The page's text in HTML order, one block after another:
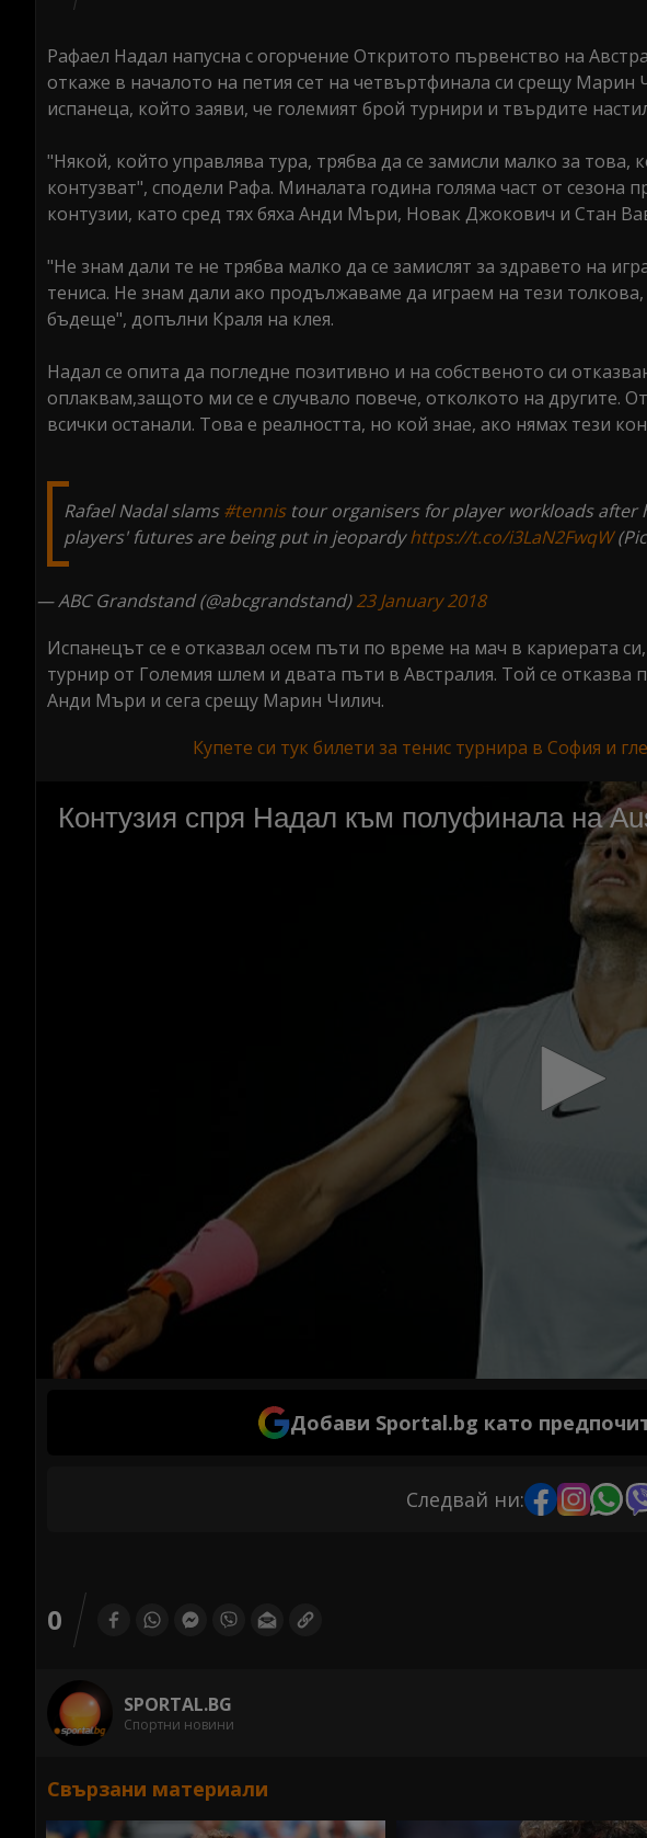
Рафаел Надал напусна с огорчение Откритото първенство на
откаже в началото на петия сет на четвъртфинала си срещу Марин
испанеца, който заяви, че големият брой турнири и твърдите
"Някой, който управлява тура, трябва да се замисли малко за това,
контузват", сподели Рафа. Миналата година голяма част от сезона
контузии, като сред тях бяха Анди Мъри, Новак Джокович и Стан
"Не знам дали те не трябва малко да се замислят за здравето на
тениса. Не знам дали ако продължаваме да играем на тези
бъдеще", допълни Краля на клея.
Надал се опита да погледне позитивно и на собственото си
оплаквам,защото ми се е случвало повече, отколкото на другите.
всички останали. Това е реалността, но кой знае, ако нямах тези
Rafael Nadal slams#tennistour organisers for player workloads after
players' futures are being put in jeopardyhttps://t.co/i3LaN2FwqW
— ABC Grandstand (@abcgrandstand)23 January 2018
Испанецът се е отказвал осем пъти по време на мач в кариерата
турнир от Големия шлем и двата пъти в Австралия. Той се
Анди Мъри и сега срещу Марин Чилич.
Купете си тук билети за тенис турнира в София и
Добави Sportal.bg като
Следвай ни:
0
SPORTAL.BG
Спортни новини
Свързани материали